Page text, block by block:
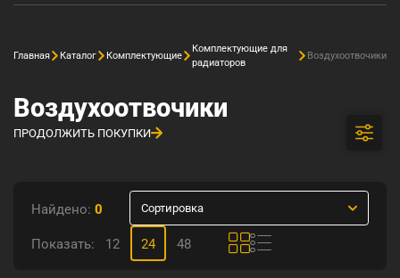
Главная Каталог Комплектующие
Комплектующие для
радиаторов
Воздухоотвочики
Воздухоотвочики
ПРОДОЛЖИТЬ ПОКУПКИ
Найдено: 0 Сортировка
Показать: 12 24 48